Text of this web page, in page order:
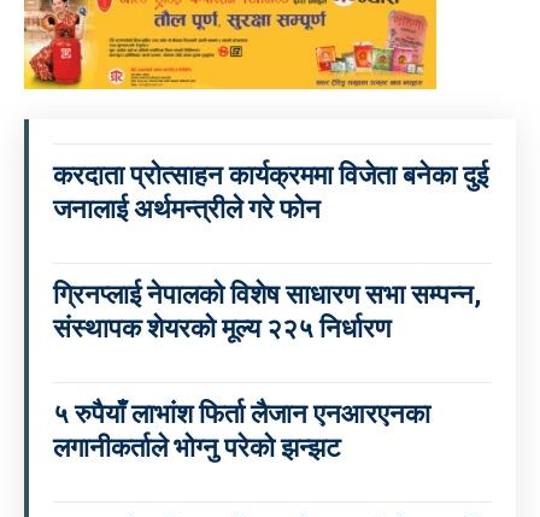
करदाता प्रोत्साहन कार्यक्रममा विजेता बनेका दुई
जनालाई अर्थमन्त्रीले गरे फोन
ग्रिनप्लाई नेपालको विशेष साधारण सभा सम्पन्न,
संस्थापक शेयरको मूल्य २२५ निर्धारण
५ रुपैयाँ लाभांश फिर्ता लैजान एनआरएनका
लगानीकर्ताले भोग्नु परेको झन्झट